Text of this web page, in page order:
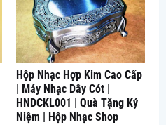
Hộp Nhạc Hợp Kim Cao Cấp
| Máy Nhạc Dây Cót |
HNDCKL001 | Quà Tặng Kỷ
Niệm | Hộp Nhạc Shop